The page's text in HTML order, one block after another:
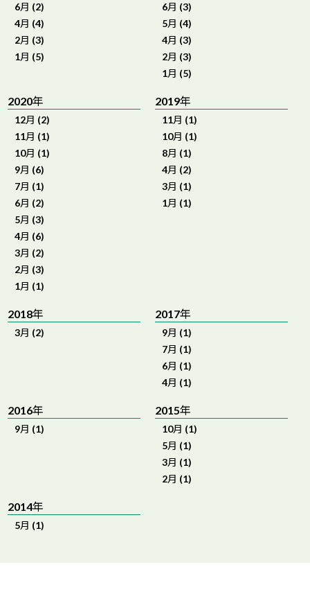
6月 (2)
4月 (4)
2月 (3)
1月 (5)
6月 (3)
5月 (4)
4月 (3)
2月 (3)
1月 (5)
2020年
12月 (2)
11月 (1)
10月 (1)
9月 (6)
7月 (1)
6月 (2)
5月 (3)
4月 (6)
3月 (2)
2月 (3)
1月 (1)
2019年
11月 (1)
10月 (1)
8月 (1)
4月 (2)
3月 (1)
1月 (1)
2018年
3月 (2)
2017年
9月 (1)
7月 (1)
6月 (1)
4月 (1)
2016年
9月 (1)
2015年
10月 (1)
5月 (1)
3月 (1)
2月 (1)
2014年
5月 (1)